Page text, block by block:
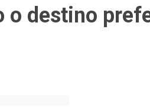
o destino